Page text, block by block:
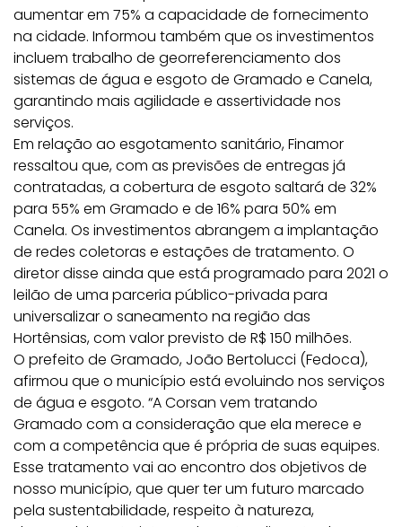
aumentar em 75% a capacidade de fornecimento
na cidade. Informou também que os investimentos
incluem trabalho de georreferenciamento dos
sistemas de água e esgoto de Gramado e Canela,
garantindo mais agilidade e assertividade nos
serviços.
Em relação ao esgotamento sanitário, Finamor
ressaltou que, com as previsões de entregas já
contratadas, a cobertura de esgoto saltará de 32%
para 55% em Gramado e de 16% para 50% em
Canela. Os investimentos abrangem a implantação
de redes coletoras e estações de tratamento. O
diretor disse ainda que está programado para 2021 o
leilão de uma parceria público-privada para
universalizar o saneamento na região das
Hortênsias, com valor previsto de R$ 150 milhões.
O prefeito de Gramado, João Bertolucci (Fedoca),
afirmou que o município está evoluindo nos serviços
de água e esgoto. “A Corsan vem tratando
Gramado com a consideração que ela merece e
com a competência que é própria de suas equipes.
Esse tratamento vai ao encontro dos objetivos de
nosso município, que quer ter um futuro marcado
pela sustentabilidade, respeito à natureza,